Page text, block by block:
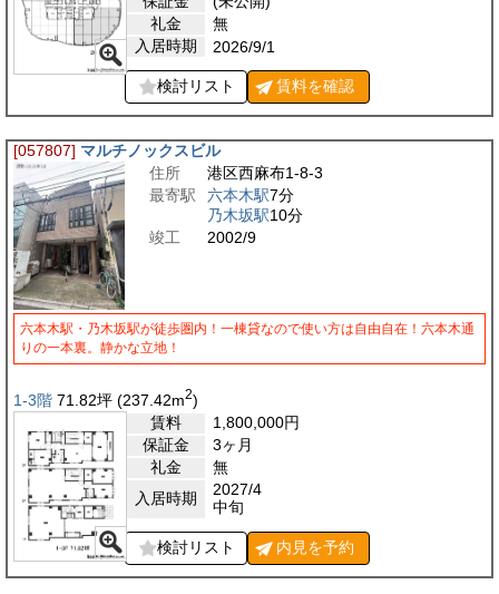
礼金
無
入居時期
2026/9/1
検討リスト 賃料を確認
[057807] マルチノックスビル
住所
港区西麻布1-8-3
最寄駅
六本木駅7分
乃木坂駅10分
竣工
2002/9
六本木駅・乃木坂駅が徒歩圏内！一棟貸なので使い方は自由自在！六本木通
りの一本裏。静かな立地！
1-3階 71.82坪 (237.42m2)
賃料
1,800,000円
保証金
3ヶ月
礼金
無
入居時期
2027/4
中旬
検討リスト 内見を予約